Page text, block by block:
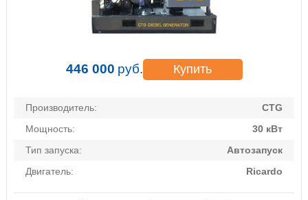
446 000 руб. Купить
Производитель:
CTG
Мощность:
30 кВт
Тип запуска:
Автозапуск
Двигатель:
Ricardo